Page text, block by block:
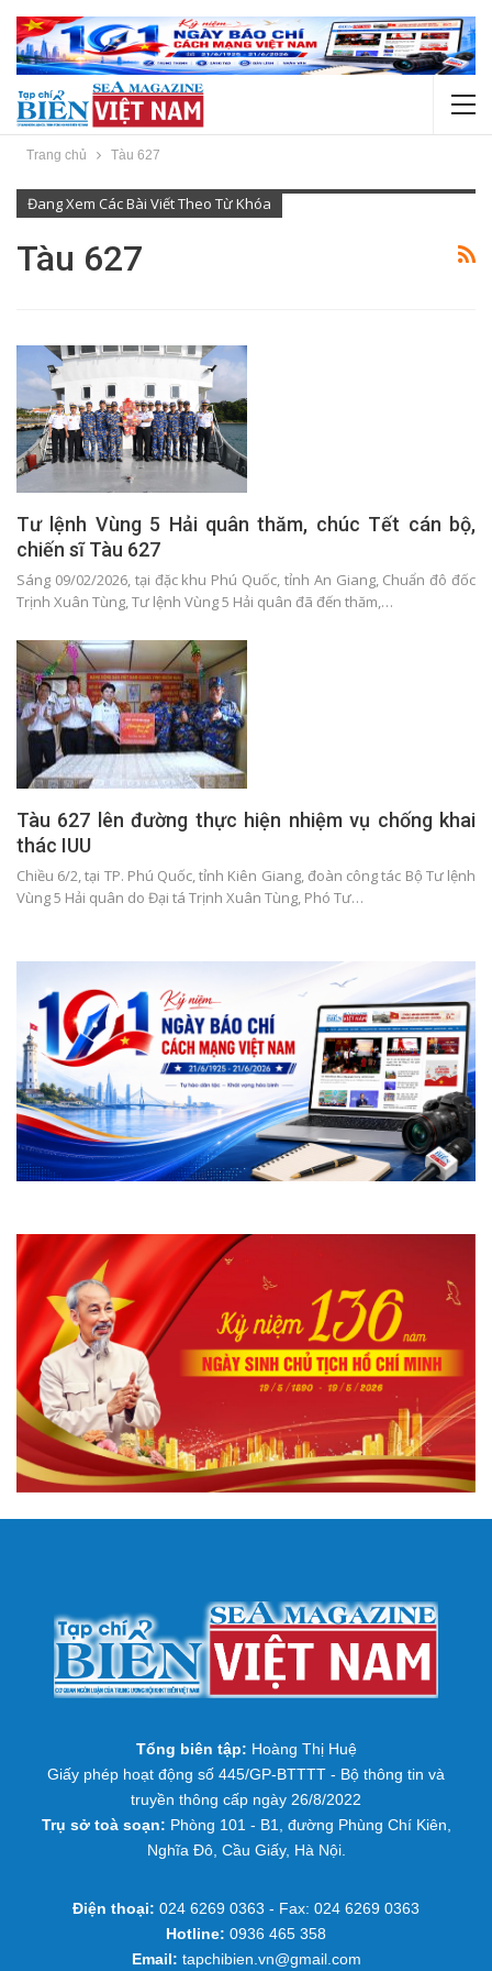
Trang chủ Tàu 627
Đang Xem Các Bài Viết Theo Từ Khóa
Tàu 627
Tư lệnh Vùng 5 Hải quân thăm, chúc Tết cán bộ,
chiến sĩ Tàu 627
Sáng 09/02/2026, tại đặc khu Phú Quốc, tỉnh An Giang, Chuẩn đô đốc
Trịnh Xuân Tùng, Tư lệnh Vùng 5 Hải quân đã đến thăm,…
Tàu 627 lên đường thực hiện nhiệm vụ chống khai
thác IUU
Chiều 6/2, tại TP. Phú Quốc, tỉnh Kiên Giang, đoàn công tác Bộ Tư lệnh
Vùng 5 Hải quân do Đại tá Trịnh Xuân Tùng, Phó Tư…
Tổng biên tập: Hoàng Thị Huệ
Giấy phép hoạt động số 445/GP-BTTTT - Bộ thông tin và
truyền thông cấp ngày 26/8/2022
Trụ sở toà soạn: Phòng 101 - B1, đường Phùng Chí Kiên,
Nghĩa Đô, Cầu Giấy, Hà Nội.
Điện thoại: 024 6269 0363 - Fax: 024 6269 0363
Hotline: 0936 465 358
Email: tapchibien.vn@gmail.com